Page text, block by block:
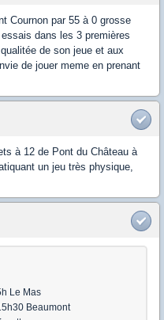
Cournon par 55 à 0 grosse
dans les 3 premières
de son jeue et aux
de jouer meme en prenant
à 12 de Pont du Château à
un jeu très physique,
Le Mas
Beaumont